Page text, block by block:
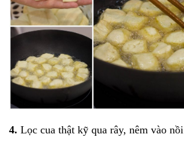
4. Lọc cua thật kỹ qua rây, nêm vào